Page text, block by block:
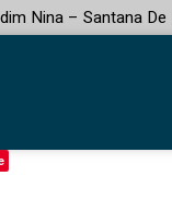
Nina – Santana